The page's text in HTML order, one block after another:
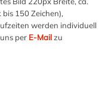
150 Zeichen),
werden individuell
per E-Mailzu